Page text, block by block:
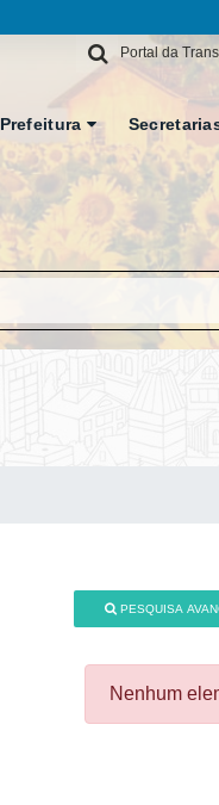
Portal da
Prefeitura
PESQUISA
Nenhum